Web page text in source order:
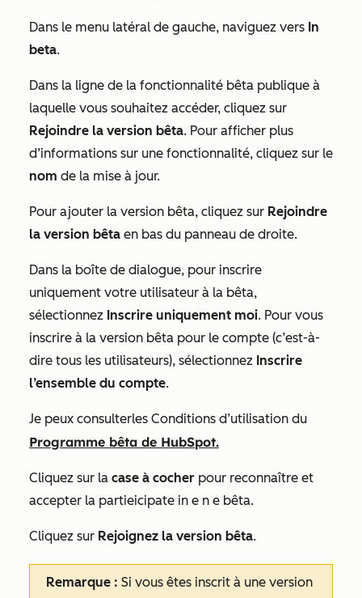
Dans le menu latéral de gauche, naviguez vers In
beta.
Dans la ligne de la fonctionnalité bêta publique à
laquelle vous souhaitez accéder, cliquez sur
Rejoindre la version bêta. Pour afficher plus
d’informations sur une fonctionnalité, cliquez sur le
nom de la mise à jour.
Pour ajouter la version bêta, cliquez sur Rejoindre
la version bêta en bas du panneau de droite.
Dans la boîte de dialogue, pour inscrire
uniquement votre utilisateur à la bêta,
sélectionnez Inscrire uniquement moi. Pour vous
inscrire à la version bêta pour le compte (c’est-à-
dire tous les utilisateurs), sélectionnez Inscrire
l’ensemble du compte.
Je peux consulterles Conditions d’utilisation du
Programme bêta de HubSpot.
Cliquez sur la case à cocher pour reconnaître et
accepter la partieicipate in e n e bêta.
Cliquez sur Rejoignez la version bêta.
Remarque : Si vous êtes inscrit à une version